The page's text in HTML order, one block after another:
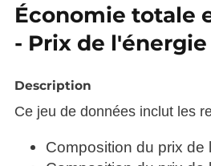
Économie totale
- Prix de l'énergie
Description
Ce jeu de données inclut les
Composition du prix de